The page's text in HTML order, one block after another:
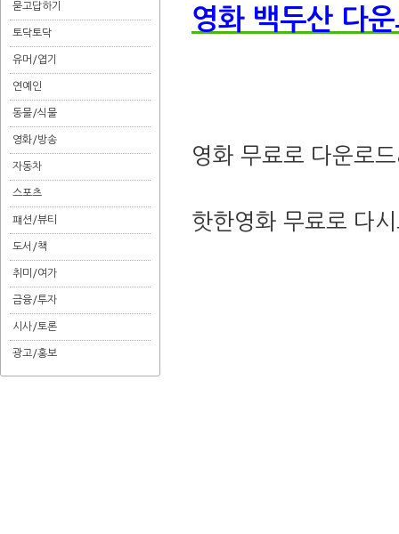
묻고답하기
토닥토닥
유머/엽기
연예인
동물/식물
영화/방송
자동차
스포츠
퍠션/뷰티
도서/책
취미/여가
금융/투자
시사/토론
광고/홍보
영화 백두산 다
영화 무료로 다운로
핫한영화 무료로 다